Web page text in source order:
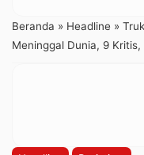
Beranda » Headline »
Meninggal Dunia, 9 Kritis,